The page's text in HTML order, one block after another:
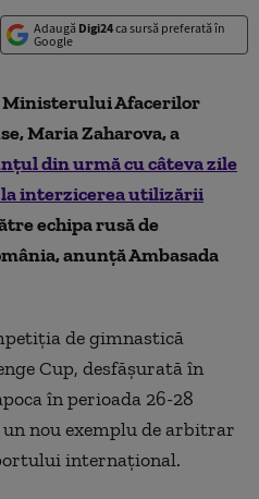
Adaugă Digi24ca sursă preferată în
Google
Ministerului Afacerilor
Maria Zaharova, a
din urmă cu câteva zile
la interzicerea utilizării
echipa rusă de
anunţă Ambasada
de gimnastică
Cup, desfăşurată în
în perioada 26-28
nou exemplu de arbitrar
internaţional.